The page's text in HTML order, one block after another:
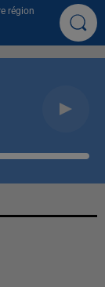
région